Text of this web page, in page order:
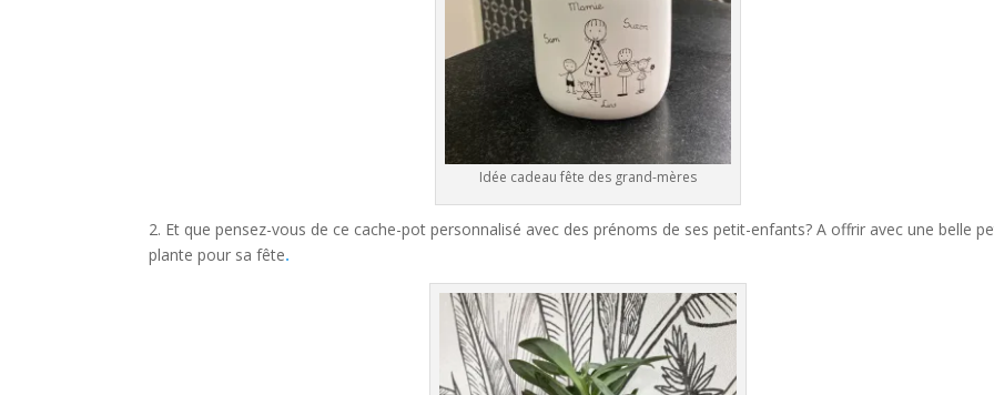
Idée cadeau fête des grand-mères
2. Et que pensez-vous de ce cache-pot personnalisé avec des prénoms de ses petit-enfants? A offrir avec une belle
plante pour sa fête.